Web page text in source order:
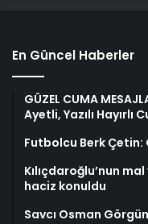
En Güncel Haberler
GÜZEL CUMA
Ayetli, Yazılı Hayırlı
Futbolcu Berk Çetin:
Kılıçdaroğlu’nun
haciz konuldu
Savcı Osman